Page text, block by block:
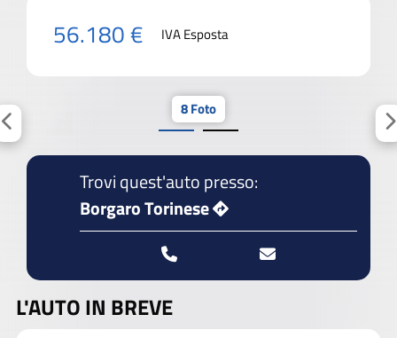
56.180 € IVA Esposta
8 Foto
Trovi quest'auto presso:
Borgaro Torinese
L'AUTO IN BREVE